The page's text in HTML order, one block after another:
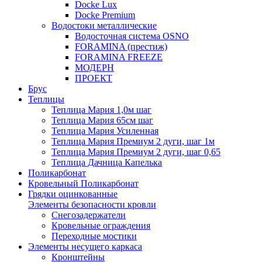
Docke Lux
Docke Premium
Водостоки металлические
Водосточная система OSNO
FORAMINA (престиж)
FORAMINA FREEZE
МОДЕРН
ПРОЕКТ
Брус
Теплицы
Теплица Мария 1,0м шаг
Теплица Мария 65см шаг
Теплица Мария Усиленная
Теплица Мария Премиум 2 дуги, шаг 1м
Теплица Мария Премиум 2 дуги, шаг 0,65
Теплица Дачница Капелька
Поликарбонат
Кровельный Поликарбонат
Грядки оцинкованные
Элементы безопасности кровли
Снегозадержатели
Кровельные ограждения
Переходные мостики
Элементы несущего каркаса
Кронштейны